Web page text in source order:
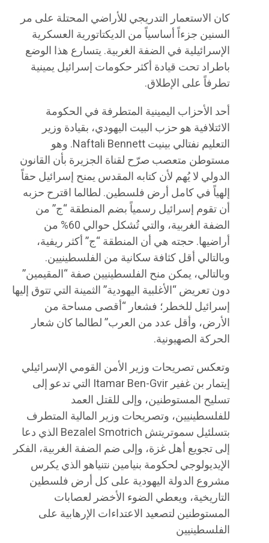
كان الاستعمار التدريجي للأراضي المحتلة على مر
السنين جزءاً أساسياً من الديكتاتورية العسكرية
الإسرائيلية في الضفة الغربية. يتسارع هذا الوضع
باطراد تحت قيادة أكثر حكومات إسرائيل يمينية
تطرفاً على الإطلاق.
أحد الأحزاب اليمينية المتطرفة في الحكومة
الائتلافية هو حزب البيت اليهودي، بقيادة وزير
التعليم نفتالي بينيت Naftali Bennett. وهو
مستوطن متعصب صرّح لقناة الجزيرة بأن القانون
الدولي لا يُهم لأن كتابه المقدس يمنح إسرائيل حقاً
إلهياً في كامل أرض فلسطين. لطالما اقترح حزبه
أن تقوم إسرائيل رسمياً بضم المنطقة “ج” من
الضفة الغربية، والتي تُشكل حوالي 60% من
أراضيها. حجته هي أن المنطقة “ج” أكثر ريفية،
وبالتالي أقل كثافة سكانية من الفلسطينيين.
وبالتالي، يمكن منح الفلسطينيين صفة “المقيمين”
دون تعريض “الأغلبية اليهودية” الثمينة التي تتوق إليها
إسرائيل للخطر؛ فشعار “أقصى مساحة من
الأرض، وأقل عدد من العرب” لطالما كان شعار
الحركة الصهيونية.
وتعكس تصريحات وزير الأمن القومي الإسرائيلي
إيتمار بن غفير Itamar Ben-Gvir التي تدعو إلى
تسليح المستوطنين، وإلى للقتل العمد
للفلسطينيين، وتصريحات وزير المالية المتطرف
بتسلئيل سموتريتش Bezalel Smotrich الذي دعا
إلى تجويع أهل غزة، وإلى ضم الضفة الغربية، الفكر
الإيديولوجي لحكومة بنيامين نتنياهو الذي يكرس
مشروع الدولة اليهودية على كل أرض فلسطين
التاريخية، ويعطي الضوء الأخضر لعصابات
المستوطنين لتصعيد الاعتداءات الإرهابية على
الفلسطينيين